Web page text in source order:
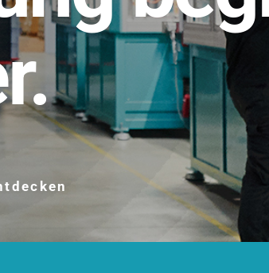
Das innovative Stecksystem für
robust, IP-geschützt und zukunftsfähig.
Jetzt entdecken